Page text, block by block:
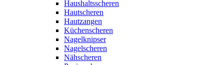
Haushaltsscheren
Hautscheren
Hautzangen
Küchenscheren
Nagelknipser
Nagelscheren
Nähscheren